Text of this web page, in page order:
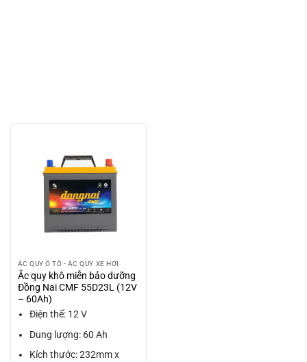
ẮC QUY Ô TÔ - ẮC QUY XE HƠI
Ắc quy khô miễn bảo dưỡng
Đồng Nai CMF 55D23L (12V
– 60Ah)
Điện thế: 12 V
Dung lượng: 60 Ah
Kích thước: 232mm x